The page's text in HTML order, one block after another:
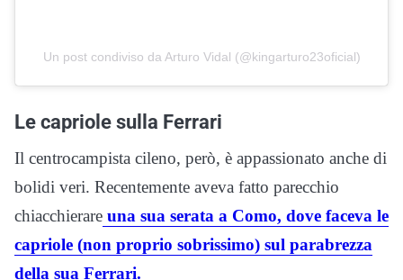
Un post condiviso da Arturo Vidal (@kingarturo23oficial)
Le capriole sulla Ferrari
Il centrocampista cileno, però, è appassionato anche di
bolidi veri. Recentemente aveva fatto parecchio
chiacchierare una sua serata a Como, dove faceva le
capriole (non proprio sobrissimo) sul parabrezza
della sua Ferrari.